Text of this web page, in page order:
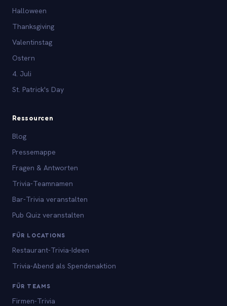
Halloween
Thanksgiving
Valentinstag
Ostern
4. Juli
St. Patrick's Day
Ressourcen
Blog
Pressemappe
Fragen & Antworten
Trivia-Teamnamen
Bar-Trivia veranstalten
Pub Quiz veranstalten
FÜR LOCATIONS
Restaurant-Trivia-Ideen
Trivia-Abend als Spendenaktion
FÜR TEAMS
Firmen-Trivia